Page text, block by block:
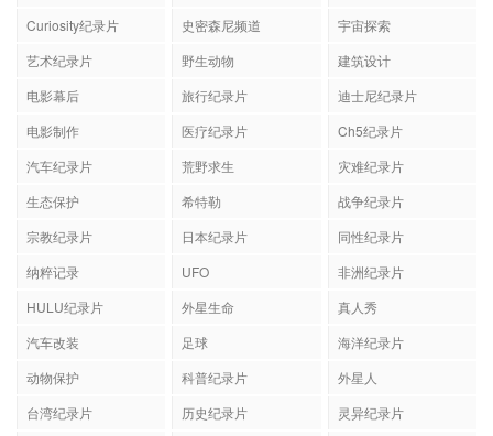
Curiosity纪录片
史密森尼频道
宇宙探索
艺术纪录片
野生动物
建筑设计
电影幕后
旅行纪录片
迪士尼纪录片
电影制作
医疗纪录片
Ch5纪录片
汽车纪录片
荒野求生
灾难纪录片
生态保护
希特勒
战争纪录片
宗教纪录片
日本纪录片
同性纪录片
纳粹记录
UFO
非洲纪录片
HULU纪录片
外星生命
真人秀
汽车改装
足球
海洋纪录片
动物保护
科普纪录片
外星人
台湾纪录片
历史纪录片
灵异纪录片